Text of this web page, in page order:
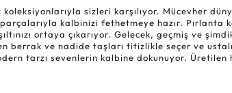
sizleri karşılıyor. Mücevher
kalbinizi fethetmeye hazır.
ortaya çıkarıyor. Gelecek, geçmiş ve
ve nadide taşları titizlikle seçer ve
tarzı sevenlerin kalbine dokunuyor.